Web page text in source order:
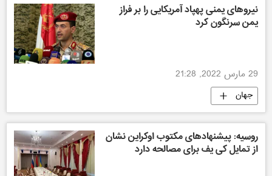
نیروهای یمنی پهپاد آمریکایی را بر فراز
یمن سرنگون کرد
29 مارس 2022, 21:28
جهان
روسیه: پیشنهادهای مکتوب اوکراین نشان
از تمایل کی یف برای مصالحه دارد